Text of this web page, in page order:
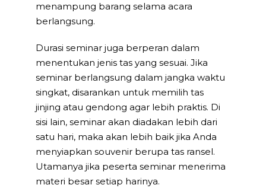
menampung barang selama acara
berlangsung.
Durasi seminar juga berperan dalam
menentukan jenis tas yang sesuai. Jika
seminar berlangsung dalam jangka waktu
singkat, disarankan untuk memilih tas
jinjing atau gendong agar lebih praktis. Di
sisi lain, seminar akan diadakan lebih dari
satu hari, maka akan lebih baik jika Anda
menyiapkan souvenir berupa tas ransel.
Utamanya jika peserta seminar menerima
materi besar setiap harinya.